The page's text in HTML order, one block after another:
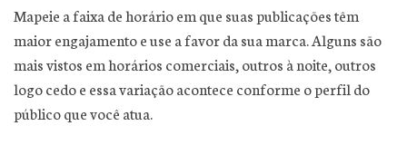
Mapeie a faixa de horário em que suas publicações têm
maior engajamento e use a favor da sua marca. Alguns são
mais vistos em horários comerciais, outros à noite, outros
logo cedo e essa variação acontece conforme o perfil do
público que você atua.